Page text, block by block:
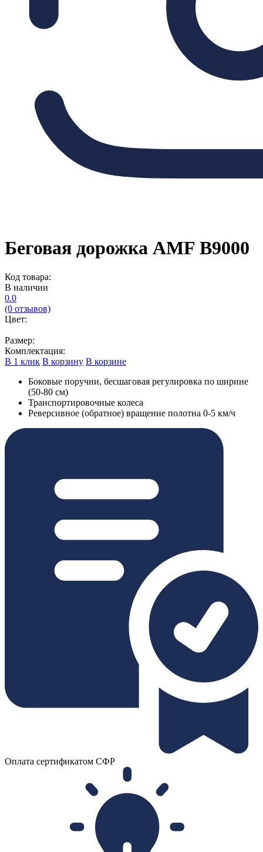
Беговая дорожка AMF B9000
Код товара:
В наличии
0.0
(0 отзывов)
Цвет:
Размер:
Комплектация:
В 1 клик В корзину В корзине
Боковые поручни, бесшаговая регулировка по ширине
(50-80 см)
Транспортировочные колеса
Реверсивное (обратное) вращение полотна 0-5 км/ч
Оплата сертификатом СФР